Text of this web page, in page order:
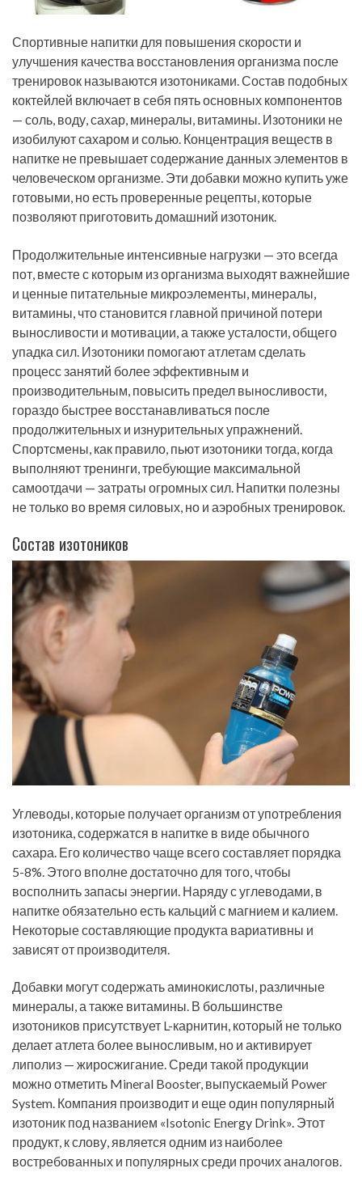
Спортивные напитки для повышения скорости и
улучшения качества восстановления организма после
тренировок называются изотониками. Состав подобных
коктейлей включает в себя пять основных компонентов
— соль, воду, сахар, минералы, витамины. Изотоники не
изобилуют сахаром и солью. Концентрация веществ в
напитке не превышает содержание данных элементов в
человеческом организме. Эти добавки можно купить уже
готовыми, но есть проверенные рецепты, которые
позволяют приготовить домашний изотоник.
Продолжительные интенсивные нагрузки — это всегда
пот, вместе с которым из организма выходят важнейшие
и ценные питательные микроэлементы, минералы,
витамины, что становится главной причиной потери
выносливости и мотивации, а также усталости, общего
упадка сил. Изотоники помогают атлетам сделать
процесс занятий более эффективным и
производительным, повысить предел выносливости,
гораздо быстрее восстанавливаться после
продолжительных и изнурительных упражнений.
Спортсмены, как правило, пьют изотоники тогда, когда
выполняют тренинги, требующие максимальной
самоотдачи — затраты огромных сил. Напитки полезны
не только во время силовых, но и аэробных тренировок.
Состав изотоников
Углеводы, которые получает организм от употребления
изотоника, содержатся в напитке в виде обычного
сахара. Его количество чаще всего составляет порядка
5-8%. Этого вполне достаточно для того, чтобы
восполнить запасы энергии. Наряду с углеводами, в
напитке обязательно есть кальций с магнием и калием.
Некоторые составляющие продукта вариативны и
зависят от производителя.
Добавки могут содержать аминокислоты, различные
минералы, а также витамины. В большинстве
изотоников присутствует L-карнитин, который не только
делает атлета более выносливым, но и активирует
липолиз — жиросжигание. Среди такой продукции
можно отметить Mineral Booster, выпускаемый Power
System. Компания производит и еще один популярный
изотоник под названием «Isotonic Energy Drink». Этот
продукт, к слову, является одним из наиболее
востребованных и популярных среди прочих аналогов.